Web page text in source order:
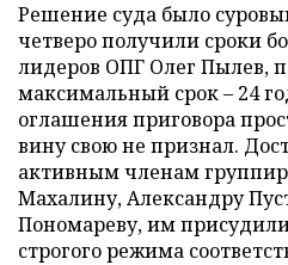
Решение суда было
четверо получили сроки
лидеров ОПГ Олег Пылев,
максимальный срок – 24
оглашения приговора
вину свою не признал.
активным членам
Махалину, Александру
Пономареву, им присудили
строгого режима